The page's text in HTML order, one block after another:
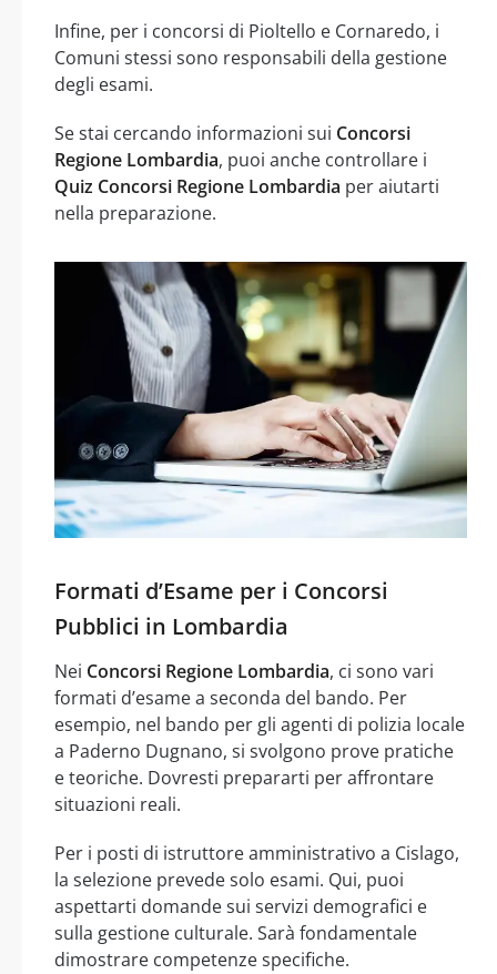
Infine, per i concorsi di Pioltello e Cornaredo, i
Comuni stessi sono responsabili della gestione
degli esami.
Se stai cercando informazioni sui Concorsi
Regione Lombardia, puoi anche controllare i
Quiz Concorsi Regione Lombardia per aiutarti
nella preparazione.
Formati d’Esame per i Concorsi
Pubblici in Lombardia
Nei Concorsi Regione Lombardia, ci sono vari
formati d’esame a seconda del bando. Per
esempio, nel bando per gli agenti di polizia locale
a Paderno Dugnano, si svolgono prove pratiche
e teoriche. Dovresti prepararti per affrontare
situazioni reali.
Per i posti di istruttore amministrativo a Cislago,
la selezione prevede solo esami. Qui, puoi
aspettarti domande sui servizi demografici e
sulla gestione culturale. Sarà fondamentale
dimostrare competenze specifiche.